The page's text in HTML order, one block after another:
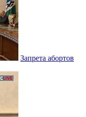
Запрета абортов